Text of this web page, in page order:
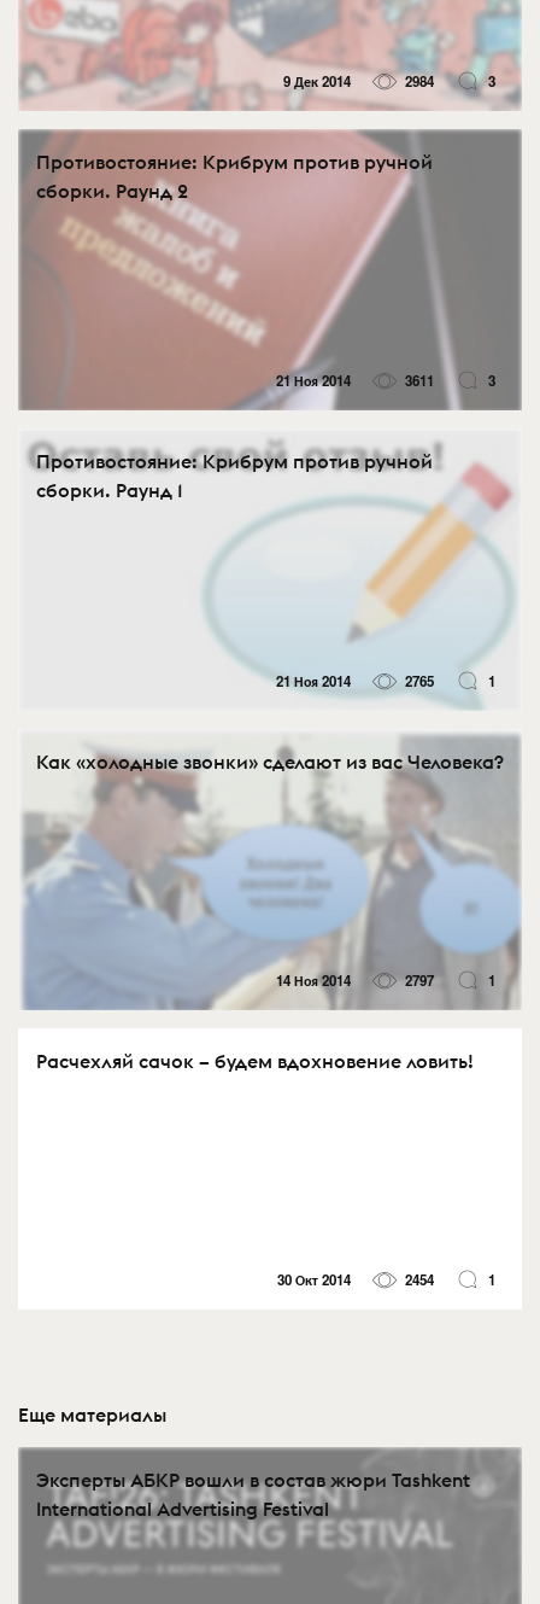
9 Дек 2014 2984 3
Противостояние: Крибрум против ручной
сборки. Раунд 2
21 Ноя 2014 3611 3
Противостояние: Крибрум против ручной
сборки. Раунд 1
21 Ноя 2014 2765 1
Как «холодные звонки» сделают из вас Человека?
14 Ноя 2014 2797 1
Расчехляй сачок – будем вдохновение ловить!
30 Окт 2014 2454 1
Еще материалы
Эксперты АБКР вошли в состав жюри Tashkent
International Advertising Festival